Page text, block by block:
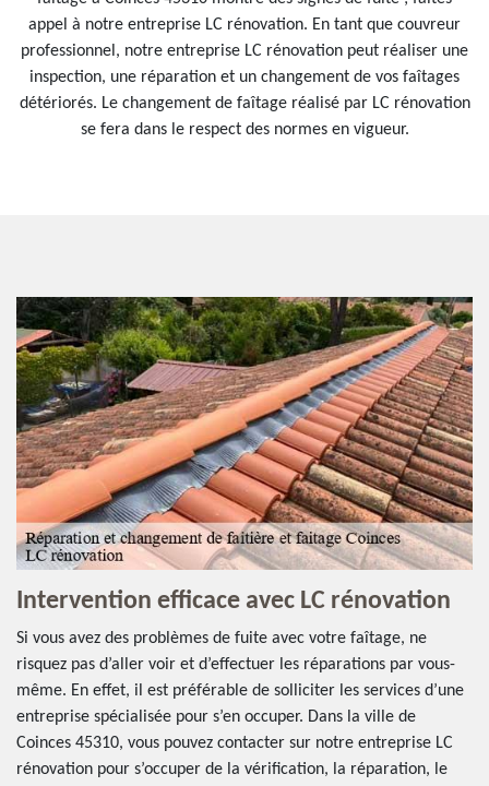
appel à notre entreprise LC rénovation. En tant que couvreur
professionnel, notre entreprise LC rénovation peut réaliser une
inspection, une réparation et un changement de vos faîtages
détériorés. Le changement de faîtage réalisé par LC rénovation
se fera dans le respect des normes en vigueur.
Intervention efficace avec LC rénovation
Si vous avez des problèmes de fuite avec votre faîtage, ne
risquez pas d’aller voir et d’effectuer les réparations par vous-
même. En effet, il est préférable de solliciter les services d’une
entreprise spécialisée pour s’en occuper. Dans la ville de
Coinces 45310, vous pouvez contacter sur notre entreprise LC
rénovation pour s’occuper de la vérification, la réparation, le